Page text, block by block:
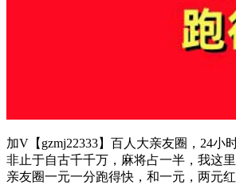
加V【gzmj22333】百人大亲友圈，24小
非止于自古千千万，麻将占一半，我这
亲友圈一元一分跑得快，和一元，两元